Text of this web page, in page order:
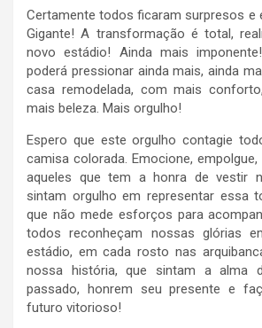
Certamente todos ficaram surpresos e
Gigante! A transformação é total,
novo estádio! Ainda mais
poderá pressionar ainda mais, ainda
casa remodelada, com mais
mais beleza. Mais orgulho!
Espero que este orgulho contagie
camisa colorada. Emocione,
aqueles que tem a honra de vestir
sintam orgulho em representar essa
que não mede esforços para
todos reconheçam nossas glórias
estádio, em cada rosto nas
nossa história, que sintam a alma
passado, honrem seu presente e
futuro vitorioso!